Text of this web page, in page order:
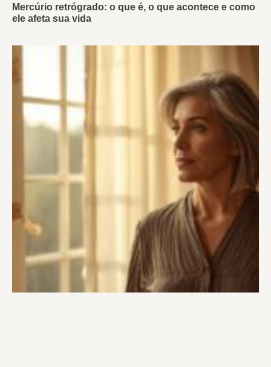
Mercúrio retrógrado: o que é, o que acontece e como
ele afeta sua vida